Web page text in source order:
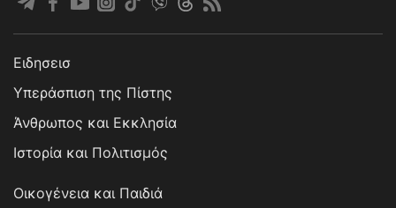
Ειδησεισ
Υπεράσπιση της Πίστης
Άνθρωπος και Εκκλησία
Ιστορία και Πολιτισμός
Οικογένεια και Παιδιά